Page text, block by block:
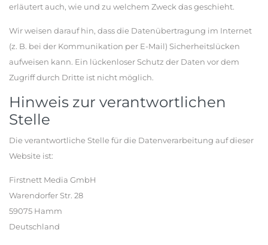
erläutert auch, wie und zu welchem Zweck das geschieht.
Wir weisen darauf hin, dass die Datenübertragung im Internet
(z. B. bei der Kommunikation per E-Mail) Sicherheitslücken
aufweisen kann. Ein lückenloser Schutz der Daten vor dem
Zugriff durch Dritte ist nicht möglich.
Hinweis zur verantwortlichen
Stelle
Die verantwortliche Stelle für die Datenverarbeitung auf dieser
Website ist:
Firstnett Media GmbH
Warendorfer Str. 28
59075 Hamm
Deutschland